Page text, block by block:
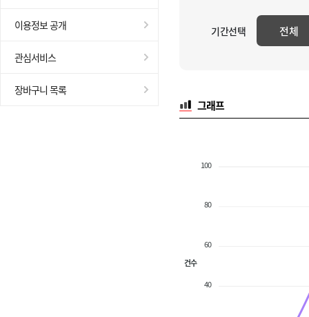
이용정보 공개
관심서비스
장바구니 목록
기간선택 전체
그래프
100
80
60
40
건수